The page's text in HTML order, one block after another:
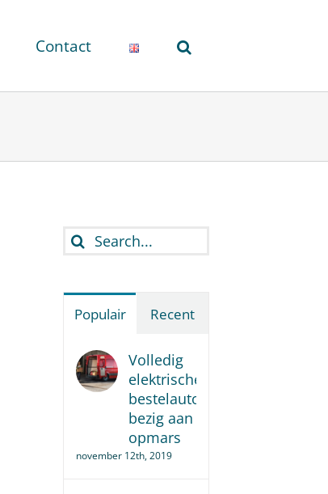
Contact
Search
for:
Populair Recent
Volledig
elektrische
bestelauto
bezig aan
opmars
november 12th, 2019